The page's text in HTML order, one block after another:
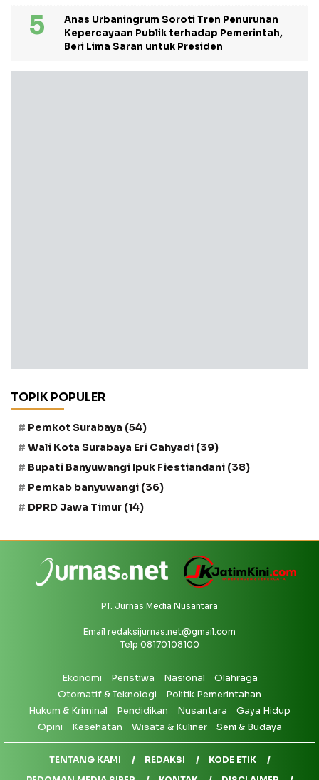
Anas Urbaningrum Soroti Tren Penurunan
Kepercayaan Publik terhadap Pemerintah,
Beri Lima Saran untuk Presiden
TOPIK POPULER
Pemkot Surabaya (54)
Wali Kota Surabaya Eri Cahyadi (39)
Bupati Banyuwangi Ipuk Fiestiandani (38)
Pemkab banyuwangi (36)
DPRD Jawa Timur (14)
PT. Jurnas Media Nusantara
Email redaksijurnas.net@gmail.com
Telp 08170108100
Ekonomi Peristiwa Nasional
Olahraga
Otomatif & Teknologi
Politik Pemerintahan
Hukum & Kriminal
Pendidikan Nusantara
Gaya Hidup
Opini
Kesehatan Wisata & Kuliner Seni & Budaya
TENTANG KAMI REDAKSI
KODE ETIK